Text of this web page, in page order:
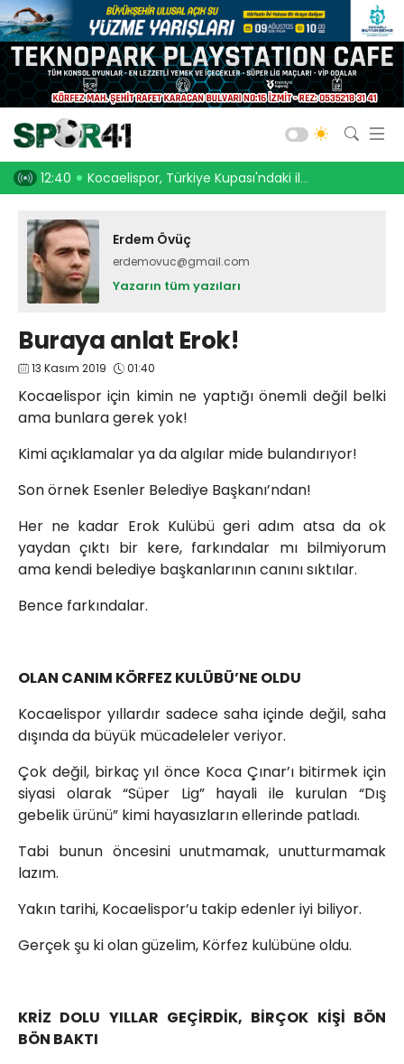
12:40 Kocaelispor, Türkiye Kupası'ndaki ilk maçını hangi turda oynayacak?
Erdem Övüç
erdemovuc@gmail.com
Yazarın tüm yazıları
Buraya anlat Erok!
13 Kasım 2019 01:40
Kocaelispor için kimin ne yaptığı önemli değil belki
ama bunlara gerek yok!
Kimi açıklamalar ya da algılar mide bulandırıyor!
Son örnek Esenler Belediye Başkanı’ndan!
Her ne kadar Erok Kulübü geri adım atsa da ok
yaydan çıktı bir kere, farkındalar mı bilmiyorum
ama kendi belediye başkanlarının canını sıktılar.
Bence farkındalar.
OLAN CANIM KÖRFEZ KULÜBÜ’NE OLDU
Kocaelispor yıllardır sadece saha içinde değil, saha
dışında da büyük mücadeleler veriyor.
Çok değil, birkaç yıl önce Koca Çınar’ı bitirmek için
siyasi olarak “Süper Lig” hayali ile kurulan “Dış
gebelik ürünü” kimi hayasızların ellerinde patladı.
Tabi bunun öncesini unutmamak, unutturmamak
lazım.
Yakın tarihi, Kocaelispor’u takip edenler iyi biliyor.
Gerçek şu ki olan güzelim, Körfez kulübüne oldu.
KRİZ DOLU YILLAR GEÇİRDİK, BİRÇOK KİŞİ BÖN
BÖN BAKTI
Kocaelispor
Gölcük
Darıca GB.
Salon Sporları
info@spor41.com